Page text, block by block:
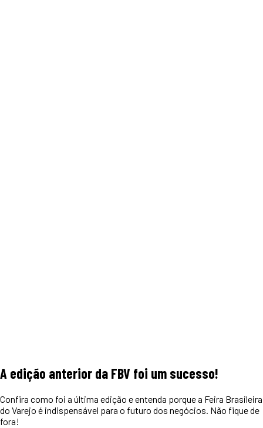
A edição anterior da FBV foi um sucesso!
Confira como foi a última edição e entenda porque a Feira Brasileira
do Varejo é indispensável para o futuro dos negócios. Não fique de
fora!